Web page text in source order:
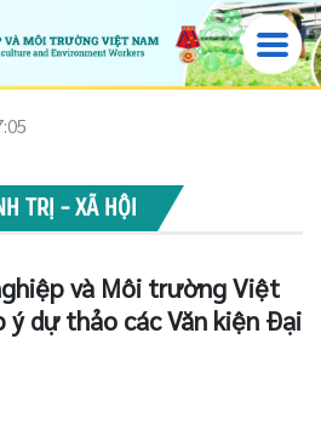
TRỊ - XÃ HỘI
và Môi trường Việt
ý dự thảo các Văn kiện Đại